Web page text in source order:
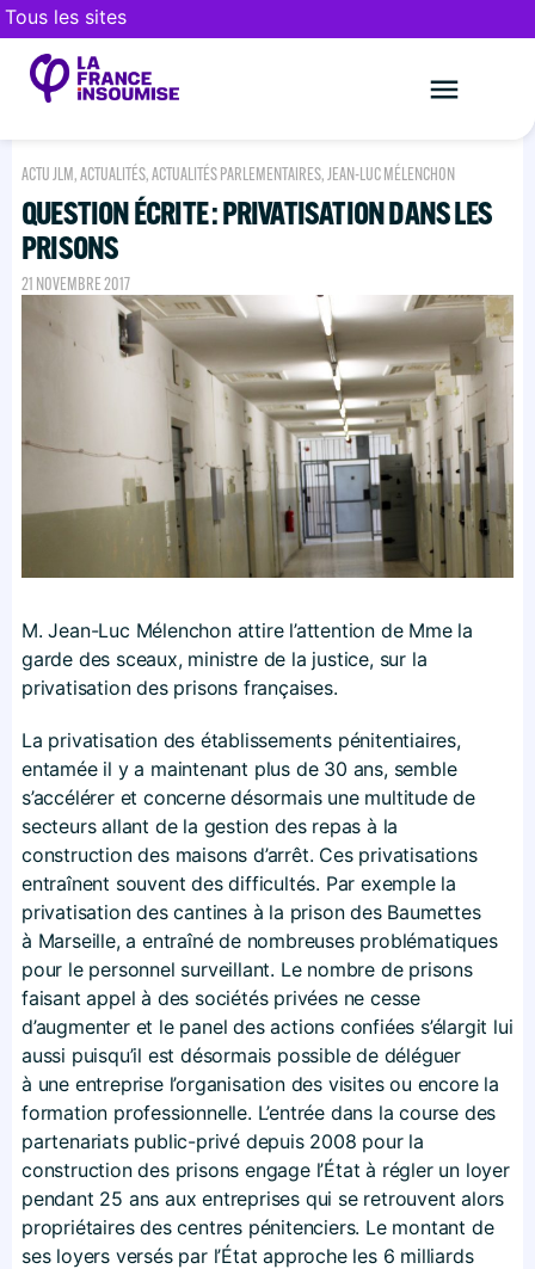
Tous les sites
ACTU JLM,ACTUALITÉS,ACTUALITÉS PARLEMENTAIRES,JEAN-LUC MÉLENCHON
QUESTION ÉCRITE : PRIVATISATION DANS LES
PRISONS
21 NOVEMBRE 2017
M. Jean-Luc Mélenchon attire l’attention de Mme la
garde des sceaux, ministre de la justice, sur la
privatisation des prisons françaises.
La privatisation des établissements pénitentiaires,
entamée il y a maintenant plus de 30 ans, semble
s’accélérer et concerne désormais une multitude de
secteurs allant de la gestion des repas à la
construction des maisons d’arrêt. Ces privatisations
entraînent souvent des difficultés. Par exemple la
privatisation des cantines à la prison des Baumettes
à Marseille, a entraîné de nombreuses problématiques
pour le personnel surveillant. Le nombre de prisons
faisant appel à des sociétés privées ne cesse
d’augmenter et le panel des actions confiées s’élargit lui
aussi puisqu’il est désormais possible de déléguer
à une entreprise l’organisation des visites ou encore la
formation professionnelle. L’entrée dans la course des
partenariats public-privé depuis 2008 pour la
construction des prisons engage l’État à régler un loyer
pendant 25 ans aux entreprises qui se retrouvent alors
propriétaires des centres pénitenciers. Le montant de
ses loyers versés par l’État approche les 6 milliards